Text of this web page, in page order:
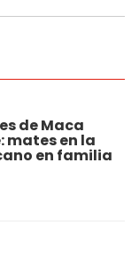
de Maca
mates en la
en familia